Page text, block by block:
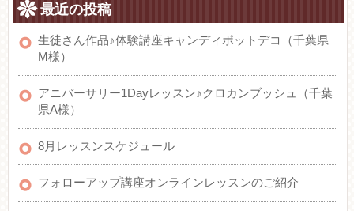
最近の投稿
生徒さん作品♪体験講座キャンディポットデコ（千葉県
M様）
アニバーサリー1Dayレッスン♪クロカンブッシュ（千葉
県A様）
8月レッスンスケジュール
フォローアップ講座オンラインレッスンのご紹介